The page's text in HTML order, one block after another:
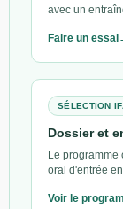
avec un
Faire un essai
SÉLECTION
Dossier et
Le programme
oral d'entrée
Voir le